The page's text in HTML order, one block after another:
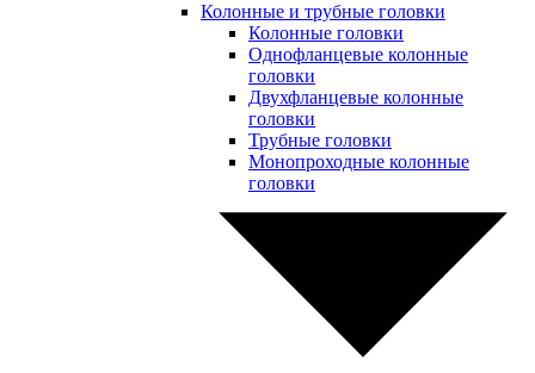
Колонные и трубные головки
Колонные головки
Однофланцевые колонные
головки
Двухфланцевые колонные
головки
Трубные головки
Монопроходные колонные
головки